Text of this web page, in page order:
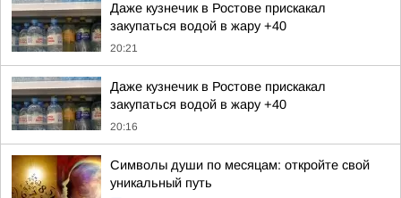
Даже кузнечик в Ростове прискакал
закупаться водой в жару +40
20:21
Даже кузнечик в Ростове прискакал
закупаться водой в жару +40
20:16
Символы души по месяцам: откройте свой
уникальный путь